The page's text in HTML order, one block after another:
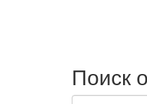
Поиск